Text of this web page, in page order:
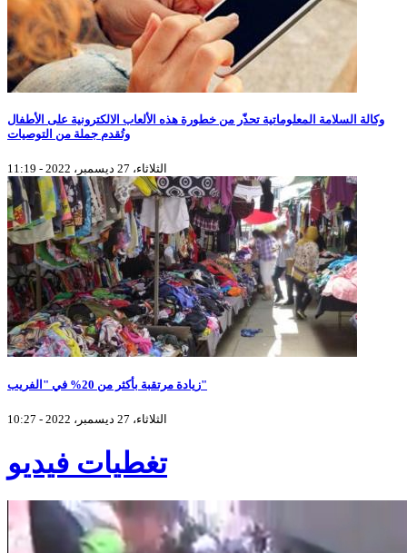
وكالة السلامة المعلوماتية تحذّر من خطورة هذه الألعاب الالكترونية على الأطفال
وتُقدم جملة من التوصيات
الثلاثاء، 27 ديسمبر، 2022 - 11:19
زيادة مرتقبة بأكثر من 20% في "الفريب"
الثلاثاء، 27 ديسمبر، 2022 - 10:27
تغطيات فيديو